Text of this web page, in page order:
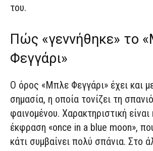
του.
Πώς «γεννήθηκε» το
Φεγγάρι»
Ο όρος «Μπλε Φεγγάρι» έχει και
σημασία, η οποία τονίζει τη
φαινομένου. Χαρακτηριστική είναι
έκφραση «once in a blue moon»,
κάτι συμβαίνει πολύ σπάνια. Στο